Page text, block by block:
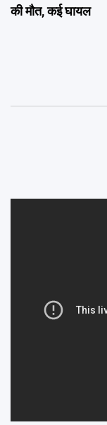
की मौत, कई घायल